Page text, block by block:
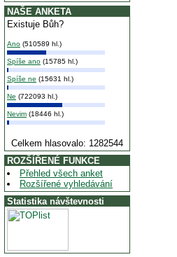
NAŠE ANKETA
Existuje Bůh?
Ano (510589 hl.)
Spíše ano (15785 hl.)
Spíše ne (15631 hl.)
Ne (722093 hl.)
Nevim (18446 hl.)
Celkem hlasovalo: 1282544
ROZŠÍŘENÉ FUNKCE
Přehled všech anket
Rozšířené vyhledávání
Statistika návštevnosti